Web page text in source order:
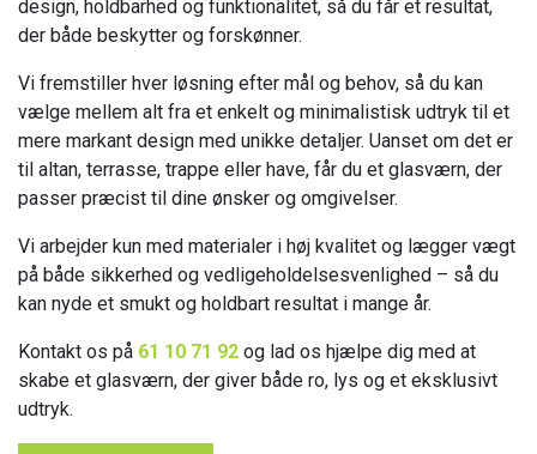
design, holdbarhed og funktionalitet, så du får et resultat,
der både beskytter og forskønner.
Vi fremstiller hver løsning efter mål og behov, så du kan
vælge mellem alt fra et enkelt og minimalistisk udtryk til et
mere markant design med unikke detaljer. Uanset om det er
til altan, terrasse, trappe eller have, får du et glasværn, der
passer præcist til dine ønsker og omgivelser.
Vi arbejder kun med materialer i høj kvalitet og lægger vægt
på både sikkerhed og vedligeholdelsesvenlighed – så du
kan nyde et smukt og holdbart resultat i mange år.
Kontakt os på 61 10 71 92 og lad os hjælpe dig med at
skabe et glasværn, der giver både ro, lys og et eksklusivt
udtryk.